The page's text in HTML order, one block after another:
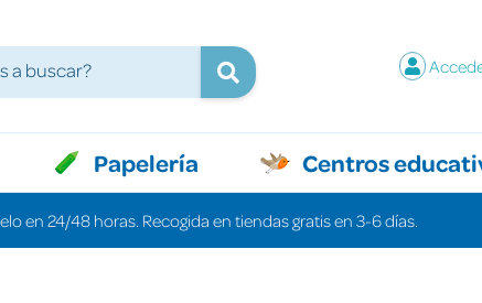
Papelería Centros
en 24/48 horas. Recogida en tiendas gratis en 3-6 días.